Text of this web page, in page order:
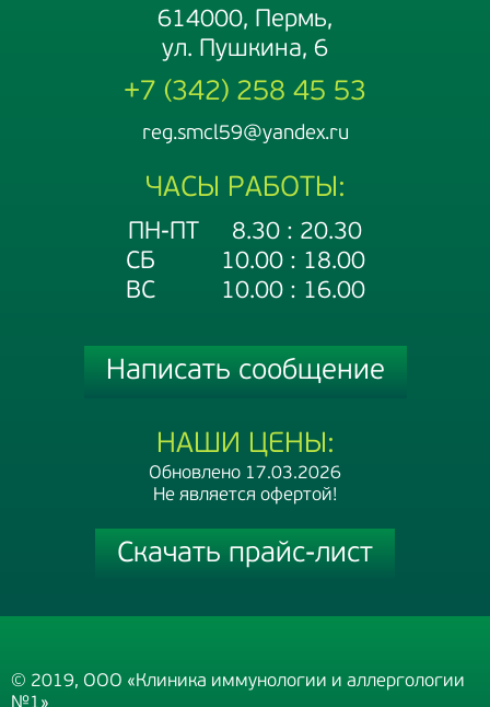
614000, Пермь,
ул. Пушкина, 6
+7 (342) 258 45 53
reg.smcl59@yandex.ru
ЧАСЫ РАБОТЫ:
ПН-ПТ 8.30 : 20.30
СБ 10.00 : 18.00
ВС 10.00 : 16.00
Написать сообщение
НАШИ ЦЕНЫ:
Обновлено 17.03.2026
Не является офертой!
Скачать прайс-лист
© 2019, ООО «Клиника иммунологии и аллергологии
№1»